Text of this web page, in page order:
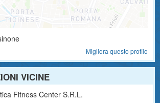
Migliora questo profilo
VICINE
Fitness Center S.r.l.